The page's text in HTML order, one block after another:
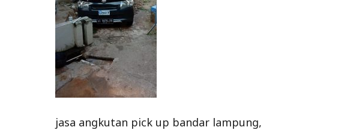
jasa angkutan pick up bandar lampung,